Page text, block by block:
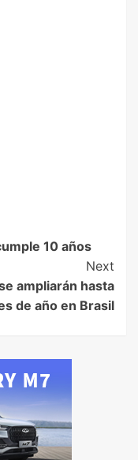
10 años
Next
ampliarán hasta
de año en Brasil